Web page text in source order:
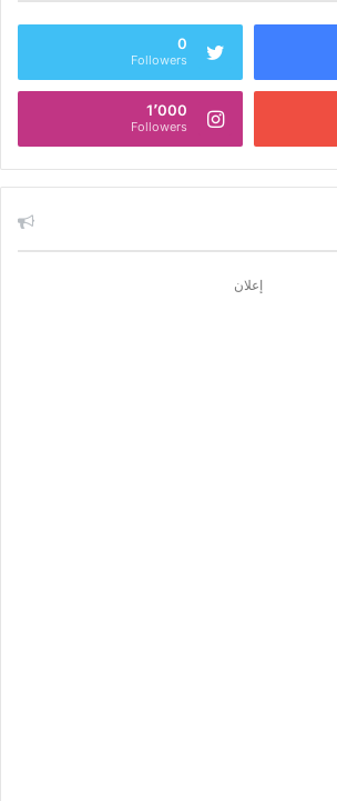
0
Followers
1٬000
Followers
إعلان